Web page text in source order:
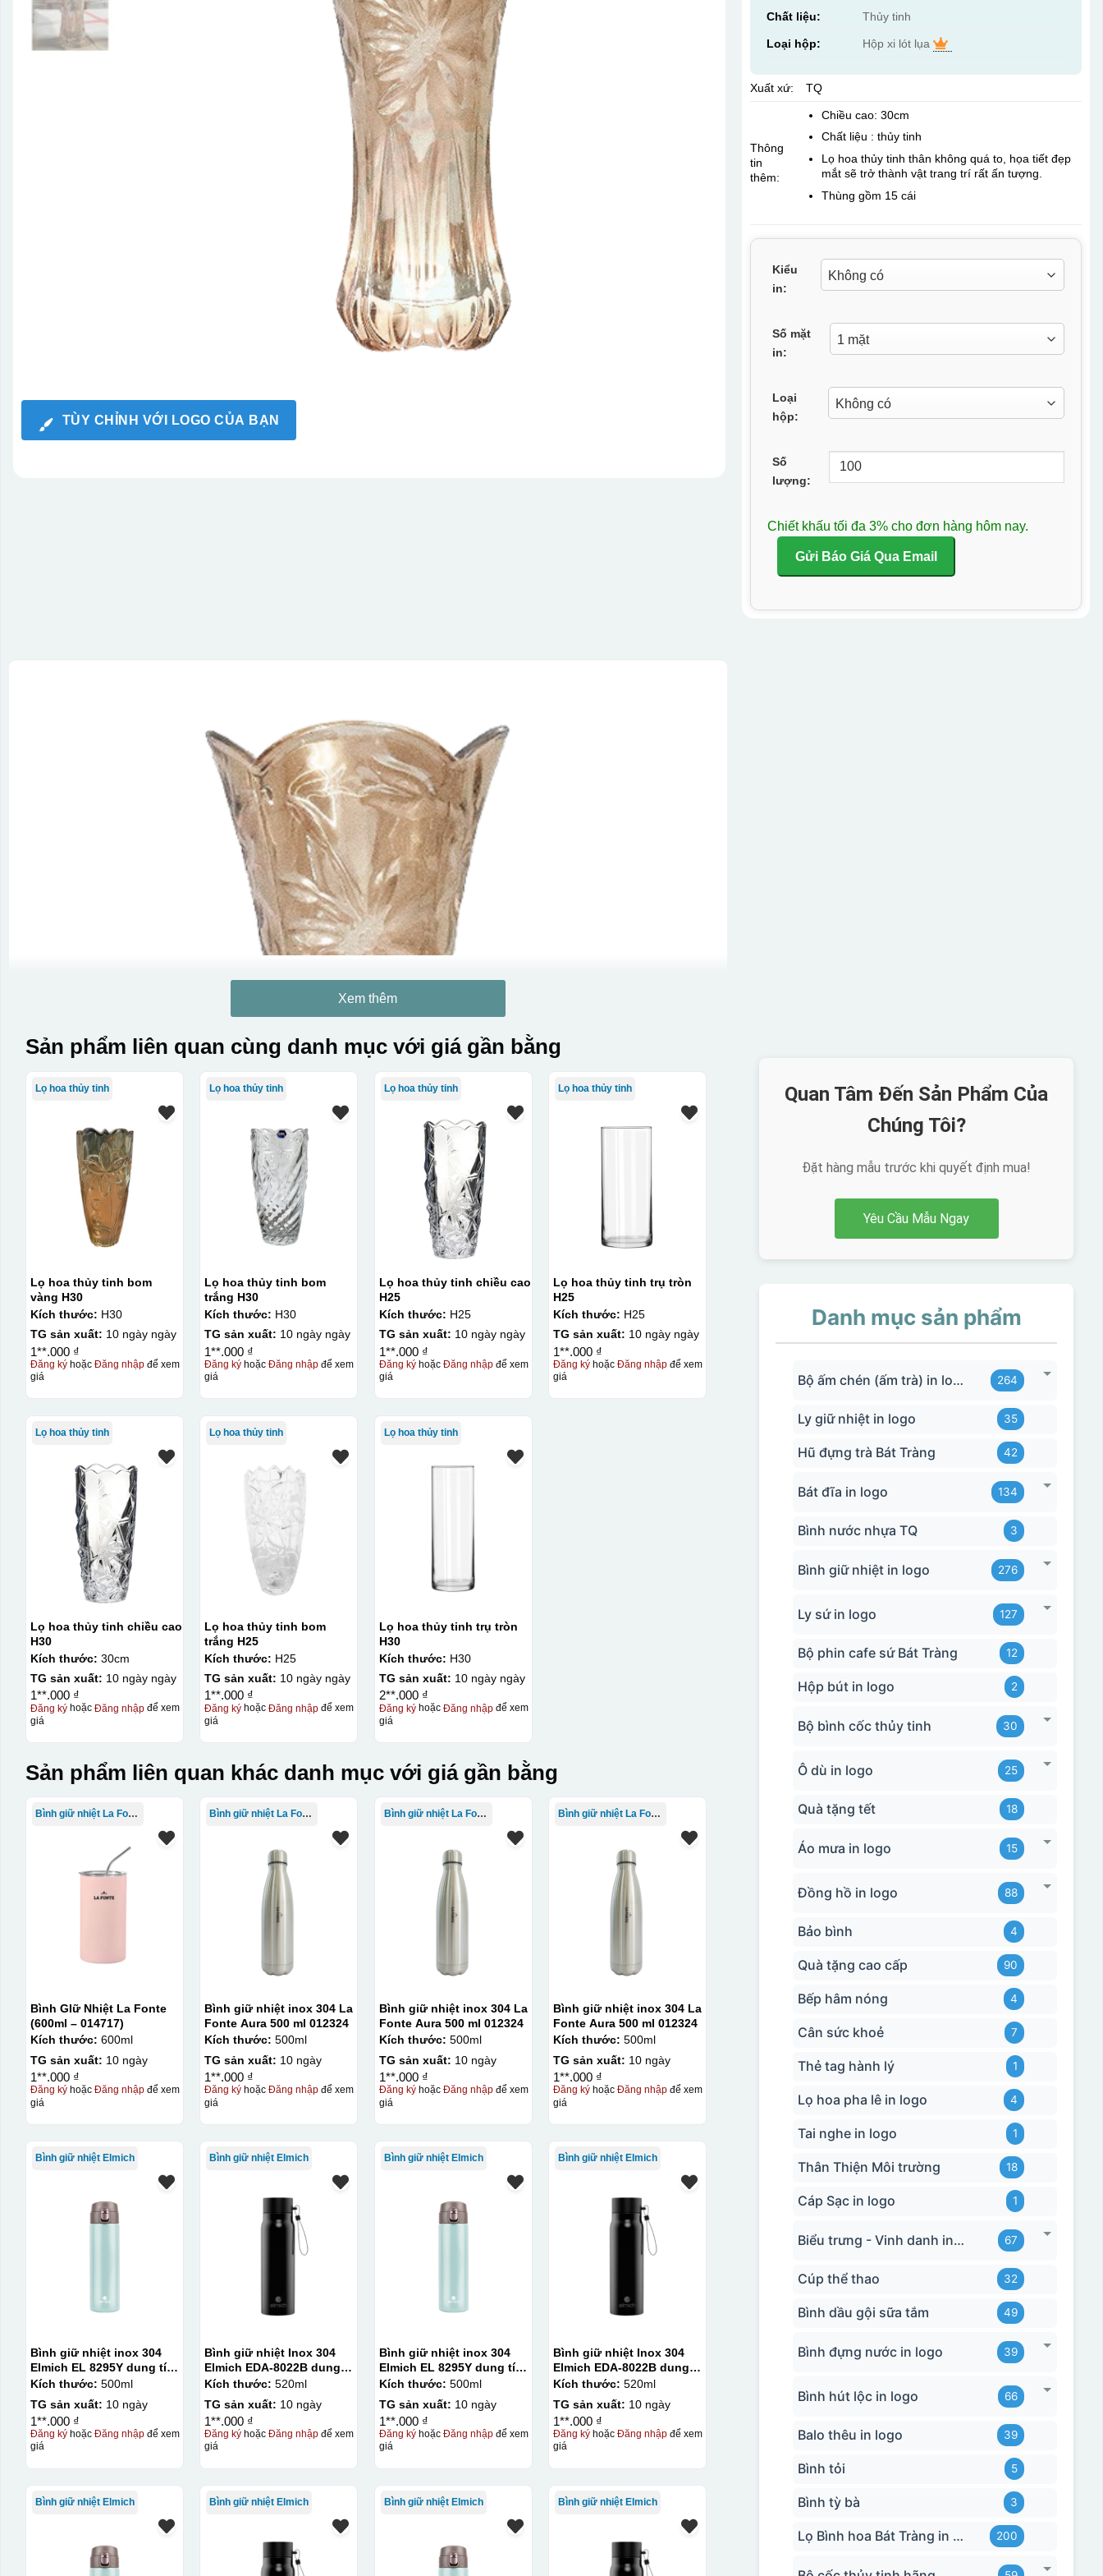
TÙY CHỈNH VỚI LOGO CỦA BẠN
Chất liệu: Thủy tinh
Loại hộp: Hộp xi lót lụa
Xuất xứ: TQ
Thông
tin
thêm:
Chiều cao: 30cm
Chất liệu : thủy tinh
Lọ hoa thủy tinh thân không quá to, họa tiết đẹp
mắt sẽ trở thành vật trang trí rất ấn tượng.
Thùng gồm 15 cái
Kiểu
in:
Số mặt
in:
Loại
hộp:
Số
lượng:
Chiết khấu tối đa 3% cho đơn hàng hôm nay.
Gửi Báo Giá Qua Email
Kiểu hộp:
Hộp xi ấm chén
Xem thêm
Sản phẩm liên quan cùng danh mục với giá gần bằng
Lọ hoa thủy tinh
Lọ hoa thủy tinh bom
vàng H30
Kích thước: H30
TG sản xuất: 10 ngày ngày
1**.000 ₫
Đăng kýhoặc Đăng nhậpđể xem
giá
Lọ hoa thủy tinh
Lọ hoa thủy tinh bom
trắng H30
Kích thước: H30
TG sản xuất: 10 ngày ngày
1**.000 ₫
Đăng ký hoặcĐăng nhập để xem
giá
Lọ hoa thủy tinh
Lọ hoa thủy tinh chiều cao
H25
Kích thước: H25
TG sản xuất: 10 ngày ngày
1**.000 ₫
Đăng kýhoặc Đăng nhậpđể xem
giá
Lọ hoa thủy tinh
Lọ hoa thủy tinh trụ tròn
H25
Kích thước: H25
TG sản xuất: 10 ngày ngày
1**.000 ₫
Đăng ký hoặcĐăng nhập để xem
giá
Lọ hoa thủy tinh
Lọ hoa thủy tinh chiều cao
H30
Kích thước: 30cm
TG sản xuất: 10 ngày ngày
1**.000 ₫
Đăng kýhoặc Đăng nhậpđể xem
giá
Lọ hoa thủy tinh
Lọ hoa thủy tinh bom
trắng H25
Kích thước: H25
TG sản xuất: 10 ngày ngày
1**.000 ₫
Đăng ký hoặcĐăng nhập để xem
giá
Lọ hoa thủy tinh
Lọ hoa thủy tinh trụ tròn
H30
Kích thước: H30
TG sản xuất: 10 ngày ngày
2**.000 ₫
Đăng kýhoặc Đăng nhậpđể xem
giá
Sản phẩm liên quan khác danh mục với giá gần bằng
Bình giữ nhiệt La Fonte
Bình GIữ Nhiệt La Fonte
(600ml – 014717)
Kích thước: 600ml
TG sản xuất: 10 ngày
1**.000 ₫
Đăng kýhoặc Đăng nhậpđể xem
giá
Bình giữ nhiệt La Fonte
Bình giữ nhiệt inox 304 La
Fonte Aura 500 ml 012324
Kích thước: 500ml
TG sản xuất: 10 ngày
1**.000 ₫
Đăng ký hoặcĐăng nhập để xem
giá
Bình giữ nhiệt La Fonte
Bình giữ nhiệt inox 304 La
Fonte Aura 500 ml 012324
Kích thước: 500ml
TG sản xuất: 10 ngày
1**.000 ₫
Đăng kýhoặc Đăng nhậpđể xem
giá
Bình giữ nhiệt La Fonte
Bình giữ nhiệt inox 304 La
Fonte Aura 500 ml 012324
Kích thước: 500ml
TG sản xuất: 10 ngày
1**.000 ₫
Đăng ký hoặcĐăng nhập để xem
giá
Bình giữ nhiệt Elmich
Bình giữ nhiệt inox 304
Elmich EL 8295Y dung tích
500ml
Kích thước: 500ml
TG sản xuất: 10 ngày
1**.000 ₫
Đăng kýhoặc Đăng nhậpđể xem
giá
Bình giữ nhiệt Elmich
Bình giữ nhiệt Inox 304
Elmich EDA-8022B dung
tích 520ml
Kích thước: 520ml
TG sản xuất: 10 ngày
1**.000 ₫
Đăng ký hoặcĐăng nhập để xem
giá
Bình giữ nhiệt Elmich
Bình giữ nhiệt inox 304
Elmich EL 8295Y dung tích
500ml
Kích thước: 500ml
TG sản xuất: 10 ngày
1**.000 ₫
Đăng kýhoặc Đăng nhậpđể xem
giá
Bình giữ nhiệt Elmich
Bình giữ nhiệt Inox 304
Elmich EDA-8022B dung
tích 520ml
Kích thước: 520ml
TG sản xuất: 10 ngày
1**.000 ₫
Đăng ký hoặcĐăng nhập để xem
giá
Bình giữ nhiệt Elmich Bình giữ nhiệt Elmich Bình giữ nhiệt Elmich Bình giữ nhiệt Elmich
Quan Tâm Đến Sản Phẩm Của
Chúng Tôi?
Đặt hàng mẫu trước khi quyết định mua!
Yêu Cầu Mẫu Ngay
Danh mục sản phẩm
Bộ ấm chén (ấm trà) in logo 264
Ly giữ nhiệt in logo 35
Hũ đựng trà Bát Tràng 42
Bát đĩa in logo 134
Bình nước nhựa TQ 3
Bình giữ nhiệt in logo 276
Ly sứ in logo 127
Bộ phin cafe sứ Bát Tràng 12
Hộp bút in logo 2
Bộ bình cốc thủy tinh 30
Ô dù in logo 25
Quà tặng tết 18
Áo mưa in logo 15
Đồng hồ in logo 88
Bảo bình 4
Quà tặng cao cấp 90
Bếp hâm nóng 4
Cân sức khoẻ 7
Thẻ tag hành lý 1
Lọ hoa pha lê in logo 4
Tai nghe in logo 1
Thân Thiện Môi trường 18
Cáp Sạc in logo 1
Biểu trưng - Vinh danh in logo 67
Cúp thể thao 32
Bình dầu gội sữa tắm 49
Bình đựng nước in logo 39
Bình hút lộc in logo 66
Balo thêu in logo 39
Bình tỏi 5
Bình tỳ bà 3
Lọ Bình hoa Bát Tràng in logo 200